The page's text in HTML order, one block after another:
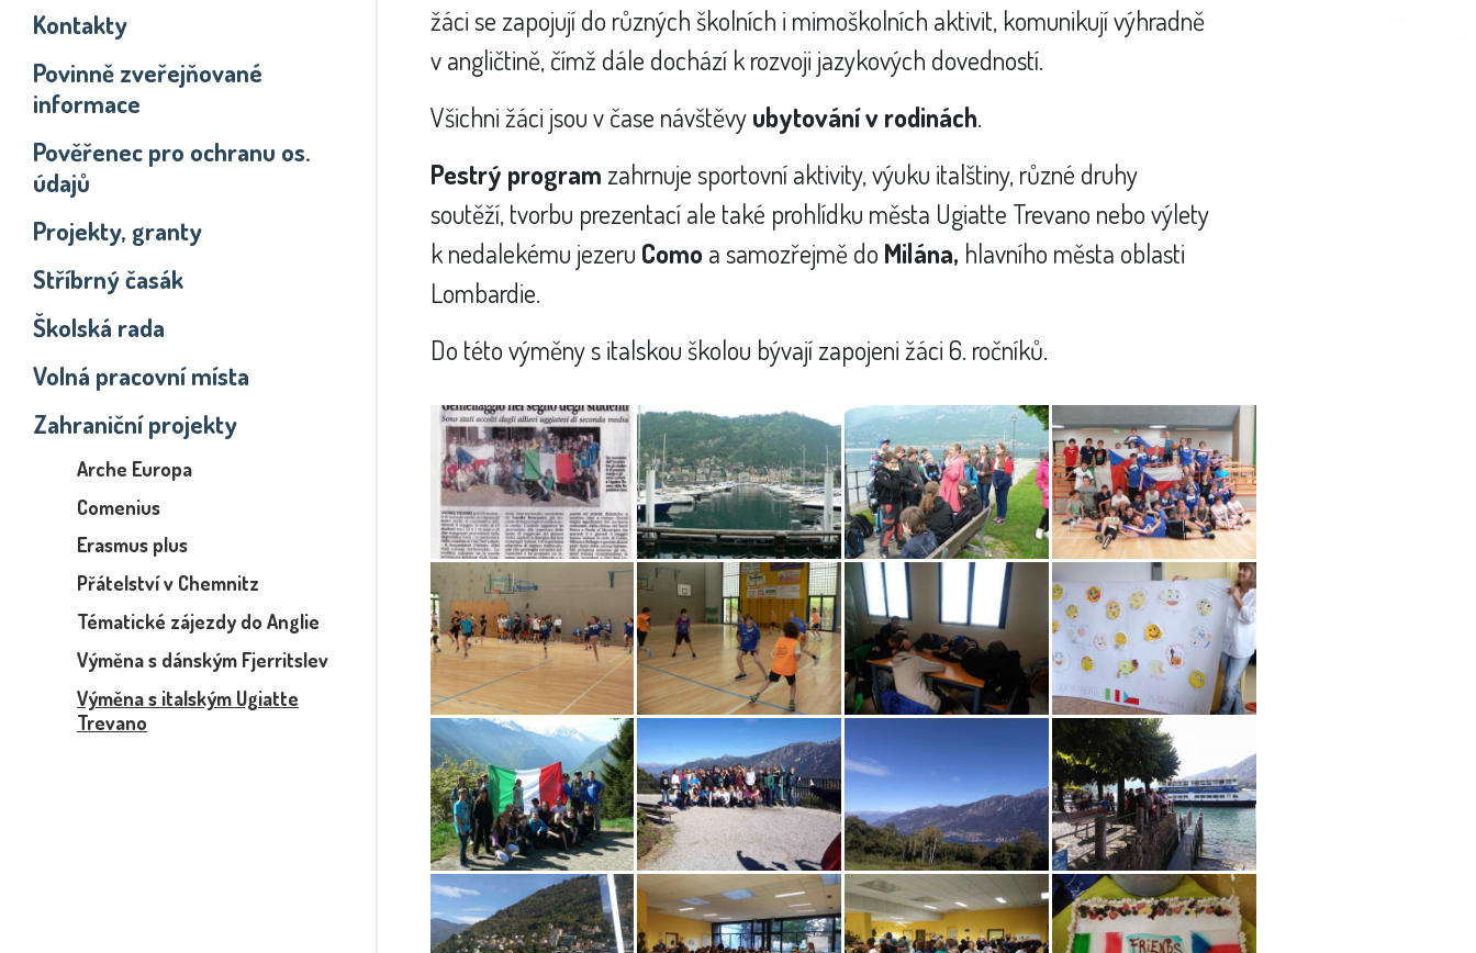
Kontakty
Povinně zveřejňované
informace
Pověřenec pro ochranu os.
údajů
Projekty, granty
Stříbrný časák
Školská rada
Volná pracovní místa
Zahraniční projekty
Arche Europa
Comenius
Erasmus plus
Přátelství v Chemnitz
Tématické zájezdy do Anglie
Výměna s dánským Fjerritslev
Výměna s italským Ugiatte
Trevano
žáci se zapojují do různých školních i mimoškolních aktivit, komunikují výhradně
v angličtině, čímž dále dochází k rozvoji jazykových dovedností.
Všichni žáci jsou v čase návštěvyubytování v rodinách.
Pestrý programzahrnuje sportovní aktivity, výuku italštiny, různé druhy
soutěží, tvorbu prezentací ale také prohlídku města Ugiatte Trevano nebo výlety
k nedalekému jezeru Como a samozřejmě do Milána, hlavního města oblasti
Lombardie.
Do této výměny s italskou školou bývají zapojeni žáci 6. ročníků.